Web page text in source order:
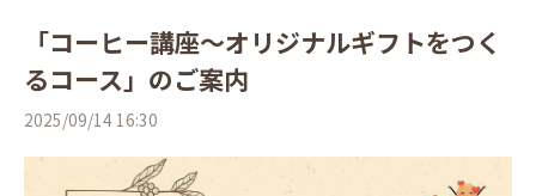
「コーヒー講座〜オリジナルギフトをつく
るコース」のご案内
2025/09/14 16:30